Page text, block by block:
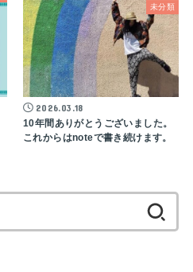
未分類
2026.03.18
10年間ありがとうございました。
これからはnoteで書き続けます。
索: